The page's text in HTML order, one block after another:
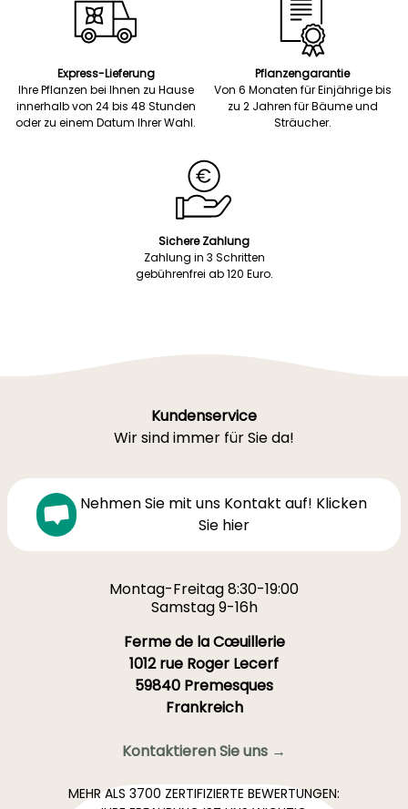
Express-Lieferung
Ihre Pflanzen bei Ihnen zu Hause
innerhalb von 24 bis 48 Stunden
oder zu einem Datum Ihrer Wahl.
Pflanzengarantie
Von 6 Monaten für Einjährige bis
zu 2 Jahren für Bäume und
Sträucher.
Sichere Zahlung
Zahlung in 3 Schritten
gebührenfrei ab 120 Euro.
Kundenservice
Wir sind immer für Sie da!
Nehmen Sie mit uns Kontakt auf! Klicken
Sie hier
Montag-Freitag 8:30-19:00
Samstag 9-16h
Ferme de la Cœuillerie
1012 rue Roger Lecerf
59840 Premesques
Frankreich
Kontaktieren Sie uns →
MEHR ALS 3700 ZERTIFIZIERTE BEWERTUNGEN: